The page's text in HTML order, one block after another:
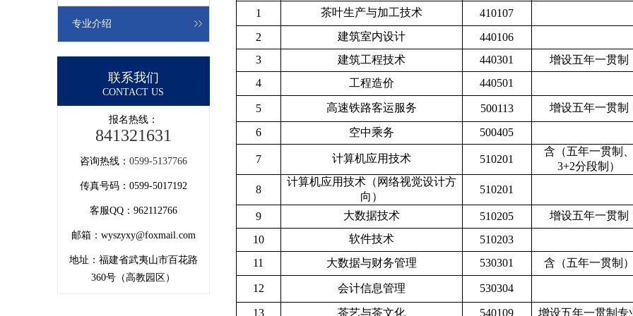
1 茶叶生产与加工技术
410107
2
建筑室内设计
440106
3
建筑工程技术 440301
增设五年一贯制
4
工程造价 440501
5 高速铁路客运服务 500113 增设五年一贯制
6 空中乘务 500405
7 计算机应用技术 510201
含（五年一贯制
3+2分段制 ）
8
计算机应用技术（网络视觉设计方
向）
510201
9 大数据技术 510205
增设五年一贯制
10
软件技术
510203
11
大数据与财务管理 530301 含（五年一贯制
12 会计信息管理 530304
13 茶艺与茶文化 540109 增设五年一贯制专
专业介绍
联系我们
CONTACT US
报名热线：
841321631
咨询热线： 0599-5137766
传真号码：0599-5017192
客服QQ：962112766
邮箱：wyszyxy@foxmail.com
地址：福建省武夷山市百花路
360号（高教园区）